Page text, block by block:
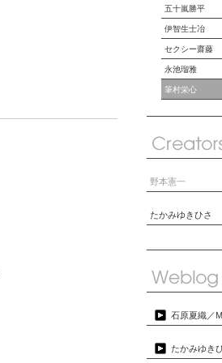
五十嵐勝平
伊智生士冶
セクシー齋藤
永池瑠雅
筆村栄心
野本憲一
たかみゆきひさ
石原夏織／
たかみゆき